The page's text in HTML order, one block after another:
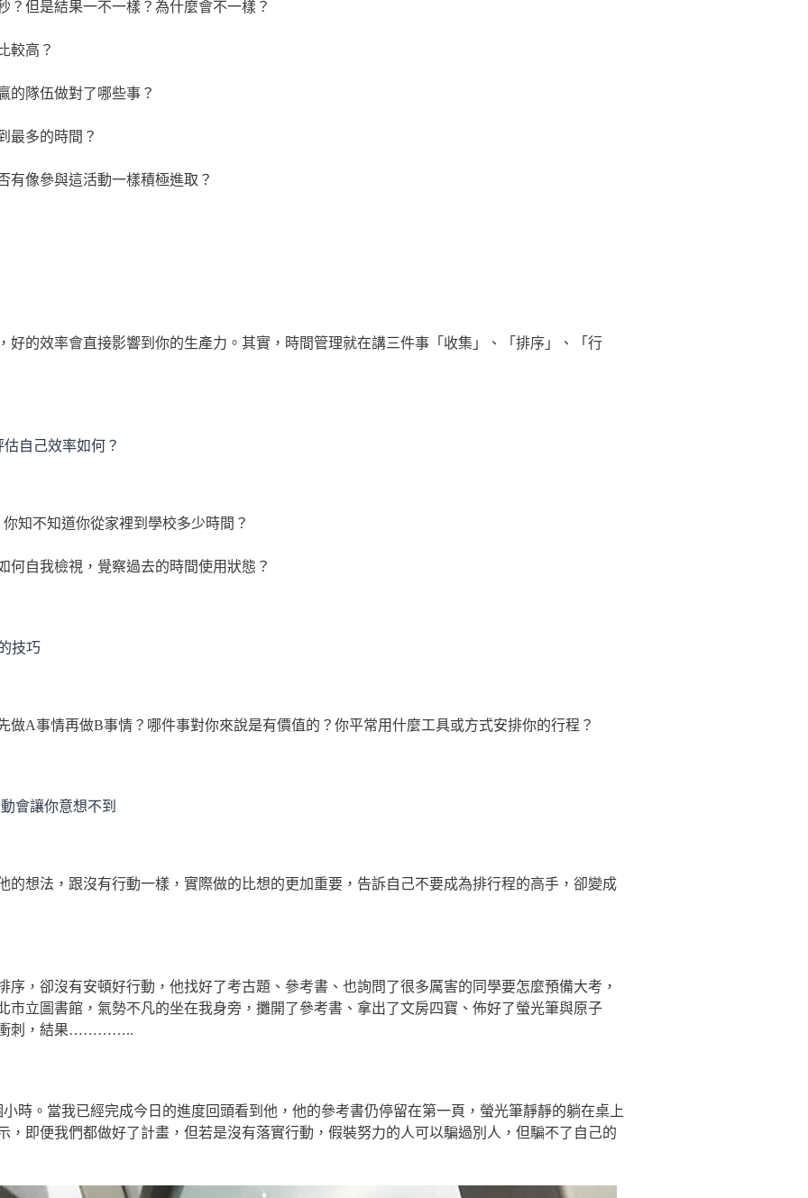
？但是結果一不一樣？為什麼會不一樣？
較高？
的隊伍做對了哪些事？
最多的時間？
有像參與這活動一樣積極進取？
好的效率會直接影響到你的生產力。其實，時間管理就在講三件事「收集」、「排序」、「行
自己效率如何？
知不知道你從家裡到學校多少時間？
何自我檢視，覺察過去的時間使用狀態？
技巧
做A事情再做B事情？哪件事對你來說是有價值的？你平常用什麼工具或方式安排你的行程？
會讓你意想不到
的想法，跟沒有行動一樣，實際做的比想的更加重要，告訴自己不要成為排行程的高手，卻變成
序，卻沒有安頓好行動，他找好了考古題、參考書、也詢問了很多厲害的同學要怎麼預備大考，
市立圖書館，氣勢不凡的坐在我身旁，攤開了參考書、拿出了文房四寶、佈好了螢光筆與原子
衝刺，結果…………..
時。當我已經完成今日的進度回頭看到他，他的參考書仍停留在第一頁，螢光筆靜靜的躺在桌上
，即便我們都做好了計畫，但若是沒有落實行動，假裝努力的人可以騙過別人，但騙不了自己的